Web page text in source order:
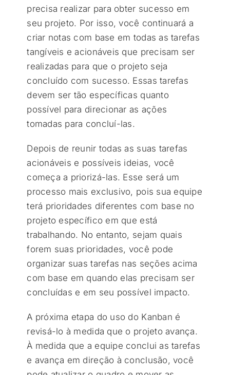
precisa realizar para obter sucesso em
seu projeto. Por isso, você continuará a
criar notas com base em todas as tarefas
tangíveis e acionáveis que precisam ser
realizadas para que o projeto seja
concluído com sucesso. Essas tarefas
devem ser tão específicas quanto
possível para direcionar as ações
tomadas para concluí-las.
Depois de reunir todas as suas tarefas
acionáveis e possíveis ideias, você
começa a priorizá-las. Esse será um
processo mais exclusivo, pois sua equipe
terá prioridades diferentes com base no
projeto específico em que está
trabalhando. No entanto, sejam quais
forem suas prioridades, você pode
organizar suas tarefas nas seções acima
com base em quando elas precisam ser
concluídas e em seu possível impacto.
A próxima etapa do uso do Kanban é
revisá-lo à medida que o projeto avança.
À medida que a equipe conclui as tarefas
e avança em direção à conclusão, você